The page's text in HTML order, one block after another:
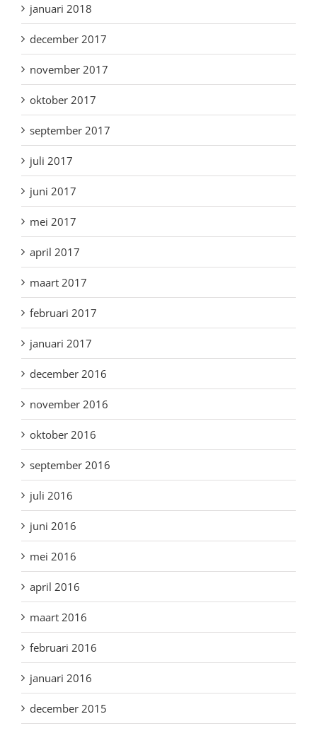
januari 2018
december 2017
november 2017
oktober 2017
september 2017
juli 2017
juni 2017
mei 2017
april 2017
maart 2017
februari 2017
januari 2017
december 2016
november 2016
oktober 2016
september 2016
juli 2016
juni 2016
mei 2016
april 2016
maart 2016
februari 2016
januari 2016
december 2015